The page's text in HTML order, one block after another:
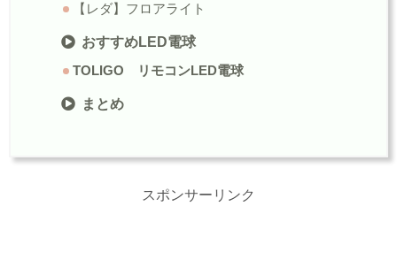
【レダ】フロアライト
おすすめLED電球
TOLIGO リモコンLED電球
まとめ
スポンサーリンク